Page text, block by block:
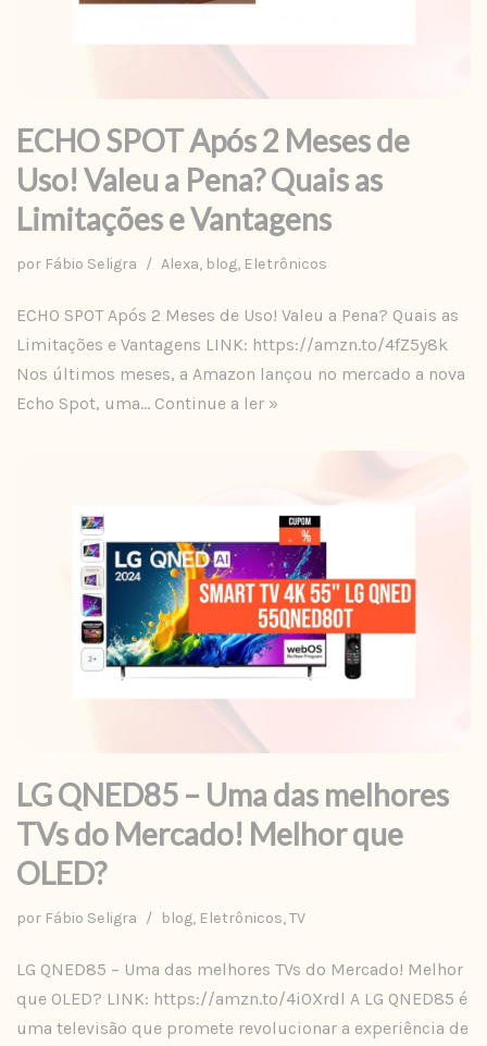
ECHO SPOT Após 2 Meses de
Uso! Valeu a Pena? Quais as
Limitações e Vantagens
por Fábio Seligra Alexa, blog, Eletrônicos
ECHO SPOT Após 2 Meses de Uso! Valeu a Pena? Quais as
Limitações e Vantagens LINK: https://amzn.to/4fZ5y8k
Nos últimos meses, a Amazon lançou no mercado a nova
Echo Spot, uma… Continue a ler »
LG QNED85 – Uma das melhores
TVs do Mercado! Melhor que
OLED?
por Fábio Seligra blog, Eletrônicos,TV
LG QNED85 – Uma das melhores TVs do Mercado! Melhor
que OLED? LINK: https://amzn.to/4i0Xrdl A LG QNED85 é
uma televisão que promete revolucionar a experiência de